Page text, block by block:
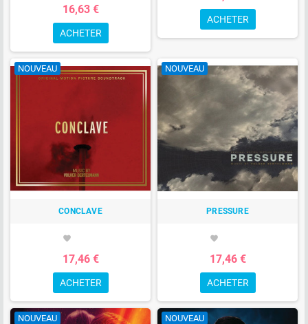
16,63 €
ACHETER
ACHETER
NOUVEAU
CONCLAVE
favorite
17,46 €
ACHETER
NOUVEAU
PRESSURE
favorite
17,46 €
ACHETER
NOUVEAU NOUVEAU